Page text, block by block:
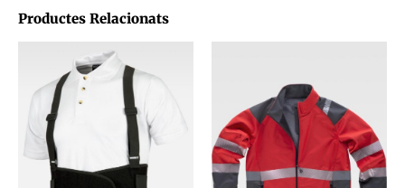
Productes Relacionats